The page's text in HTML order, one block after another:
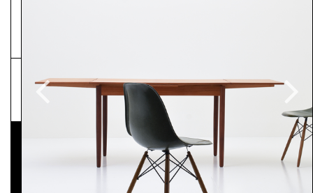
Pressematerial